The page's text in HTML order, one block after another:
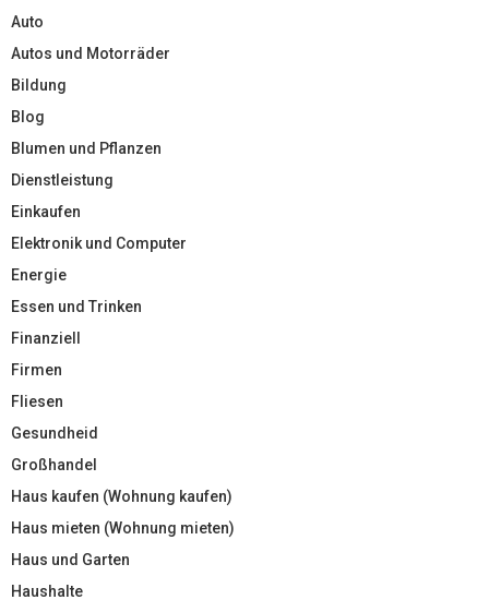
Auto
Autos und Motorräder
Bildung
Blog
Blumen und Pflanzen
Dienstleistung
Einkaufen
Elektronik und Computer
Energie
Essen und Trinken
Finanziell
Firmen
Fliesen
Gesundheid
Großhandel
Haus kaufen (Wohnung kaufen)
Haus mieten (Wohnung mieten)
Haus und Garten
Haushalte